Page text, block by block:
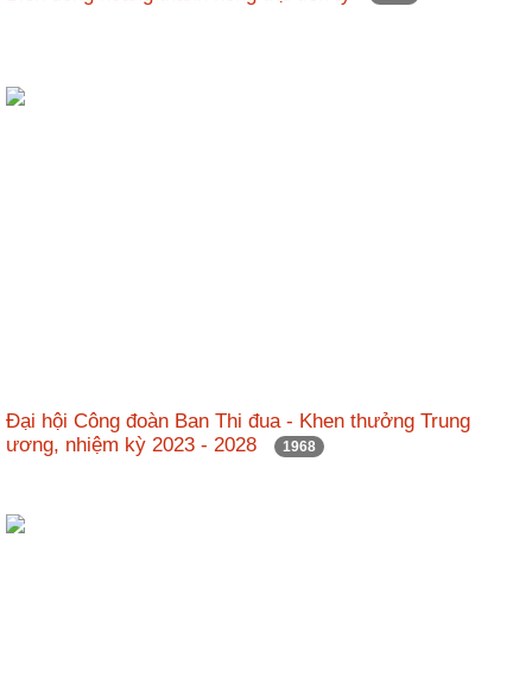
Đại hội Công đoàn Ban Thi đua - Khen thưởng Trung
ương, nhiệm kỳ 2023 - 2028
1968